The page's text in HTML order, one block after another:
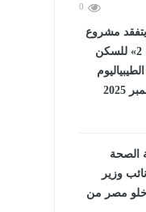
0
مشروع
«روضة السيدة 2» للسكن
السبت، 29 نوفمبر 2025